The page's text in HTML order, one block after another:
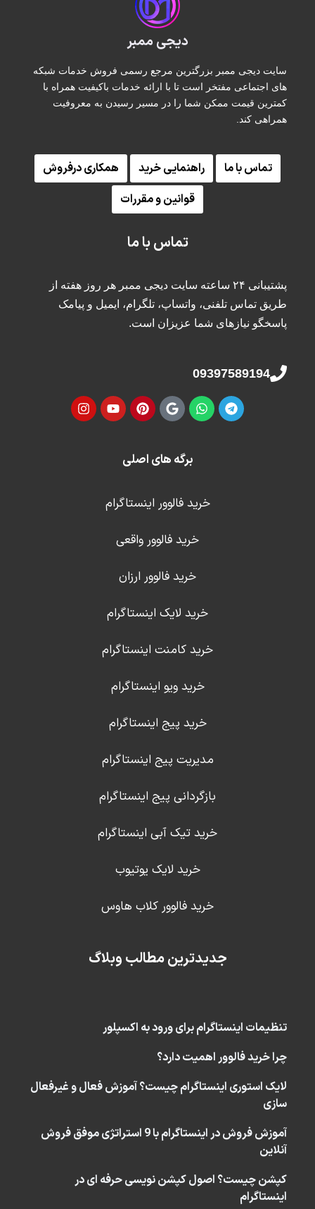
دیجی ممبر
سایت دیجی ممبر بزرگترین مرجع رسمی فروش خدمات شبکه
های اجتماعی مفتخر است تا با ارائه خدمات باکیفیت همراه با
کمترین قیمت ممکن شما را در مسیر رسیدن به معروفیت
همراهی کند.
تماس با ما راهنمایی خرید
همکاری درفروش
قوانین و مقررات
تماس با ما
پشتیبانی ۲۴ ساعته سایت دیجی ممبر هر روز هفته از
طریق تماس تلفنی، واتساپ، تلگرام، ایمیل و پیامک
پاسخگو نیازهای شما عزیزان است.
09397589194
برگه های اصلی
خرید فالوور اینستاگرام
خرید فالوور واقعی
خرید فالوور ارزان
خرید لایک اینستاگرام
خرید کامنت اینستاگرام
خرید ویو اینستاگرام
خرید پیج اینستاگرام
مدیریت پیج اینستاگرام
بازگردانی پیج اینستاگرام
خرید تیک آبی اینستاگرام
خرید لایک یوتیوب
خرید فالوور کلاب هاوس
جدیدترین مطالب وبلاگ
تنظیمات اینستاگرام برای ورود به اکسپلور
چرا خرید فالوور اهمیت دارد؟
لایک استوری اینستاگرام چیست؟ آموزش فعال و غیرفعال
سازی
آموزش فروش در اینستاگرام با 9 استراتژی موفق فروش
آنلاین
کپشن چیست؟ اصول کپشن نویسی حرفه ای در
اینستاگرام